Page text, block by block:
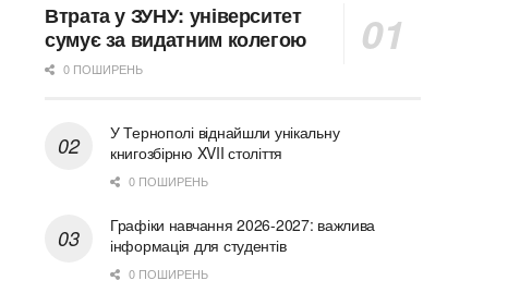
Втрата у ЗУНУ: університет
сумує за видатним колегою
0 ПОШИРЕНЬ
У Тернополі віднайшли унікальну
книгозбірню XVII століття
0 ПОШИРЕНЬ
Графіки навчання 2026-2027: важлива
інформація для студентів
0 ПОШИРЕНЬ